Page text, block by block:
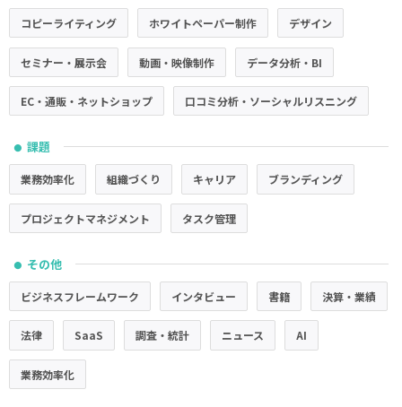
コピーライティング ホワイトペーパー制作 デザイン
セミナー・展示会 動画・映像制作 データ分析・BI
EC・通販・ネットショップ 口コミ分析・ソーシャルリスニング
● 課題
業務効率化 組織づくり キャリア ブランディング
プロジェクトマネジメント タスク管理
● その他
ビジネスフレームワーク インタビュー 書籍 決算・業績
法律 SaaS 調査・統計 ニュース AI
業務効率化